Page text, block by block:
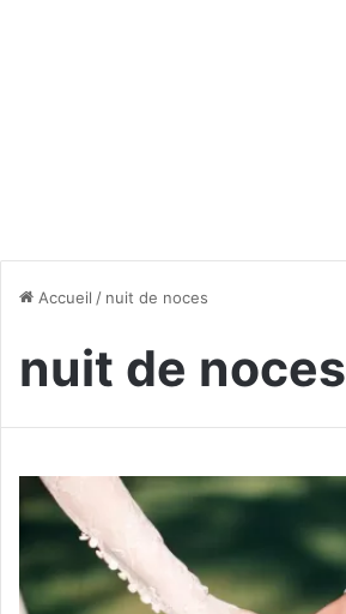
Accueil / nuit de noces
nuit de noces